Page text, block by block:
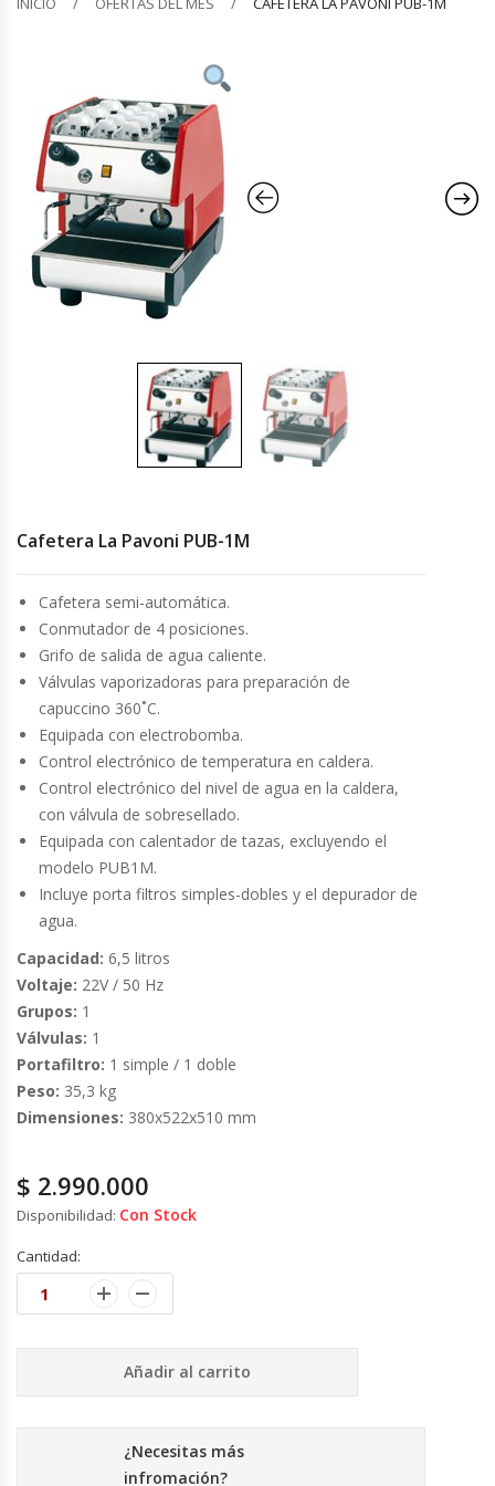
Batidoras
Bolsas De Sellado Al Vacío
Cafeteras
Calentadores De Platos
Cámaras Fermentadoras
Campanas Industriales
Carros Bandejeros
Cocinas Industriales
Encimeras Eléctricas
Congeladoras Tapa De Vidrio
Congeladoras Tapa Dura
Congeladores Verticales
Coolers / Visicoolers
Cortadoras De Fiambre
Cutters
Dispensadores De Salsas
Embutidoras
Exhibidoras De Productos Calientes
Expendedoras De Jugo
Exprimidoras De Cítricos
Extractoras De Jugos
Cafetera La Pavoni PUB-1M
Cafetera semi-automática.
Conmutador de 4 posiciones.
Grifo de salida de agua caliente.
Válvulas vaporizadoras para preparación de
capuccino 360˚C.
Equipada con electrobomba.
Control electrónico de temperatura en caldera.
Control electrónico del nivel de agua en la caldera,
con válvula de sobresellado.
Equipada con calentador de tazas, excluyendo el
modelo PUB1M.
Incluye porta filtros simples-dobles y el depurador de
agua.
Capacidad: 6,5 litros
Voltaje: 22V / 50 Hz
Grupos: 1
Válvulas: 1
Portafiltro: 1 simple / 1 doble
Peso: 35,3 kg
Dimensiones: 380x522x510 mm
$ 2.990.000
Disponibilidad: Con Stock
Cantidad:
Añadir al carrito
¿Necesitas más
infromación?